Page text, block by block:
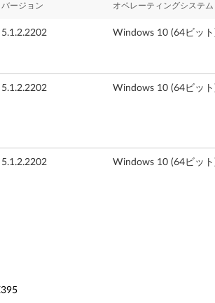
バージョン オペレーティングシステム
5.1.2.2202 Windows 10 (64ビット
5.1.2.2202 Windows 10 (64ビット
5.1.2.2202 Windows 10 (64ビット